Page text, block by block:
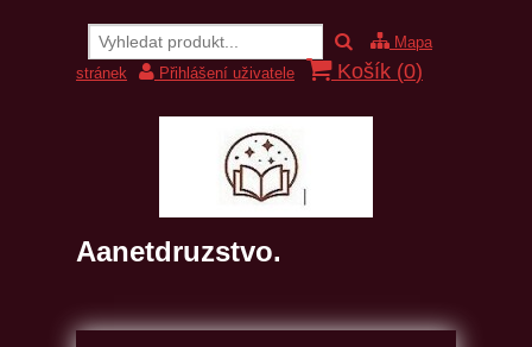
Mapa
stránek
Přihlášení uživatele Košík (0)
Aanetdruzstvo.